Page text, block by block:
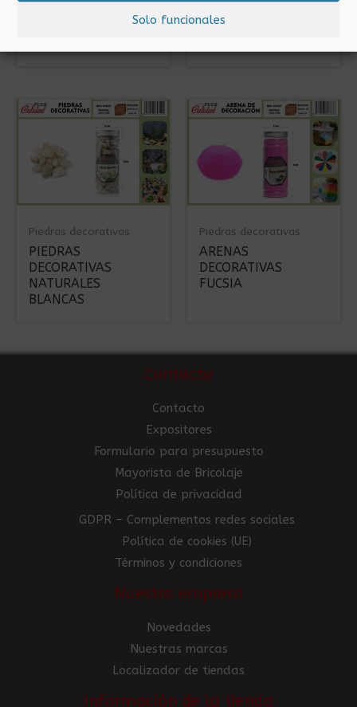
Solo funcionales
PIEDRAS
DECORATIVAS
Piedras decorativas
PIEDRAS
DECORATIVAS
NATURALES
BLANCAS
Piedras decorativas
ARENAS
DECORATIVAS
FUCSIA
Contacto
Contacto
Expositores
Formulario para presupuesto
Mayorista de Bricolaje
Política de privacidad
GDPR – Complementos redes sociales
Política de cookies (UE)
Términos y condiciones
Nuestra empresa
Novedades
Nuestras marcas
Localizador de tiendas
Información de la tienda